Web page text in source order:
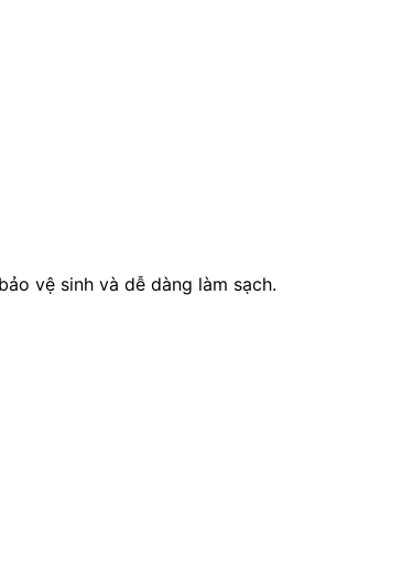
vệ sinh và dễ dàng làm sạch.